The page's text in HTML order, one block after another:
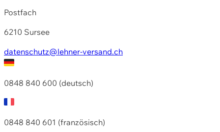
Postfach
6210 Sursee
datenschutz@lehner-versand.ch
0848 840 600 (deutsch)
0848 840 601 (französisch)